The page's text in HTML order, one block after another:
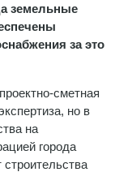
земельные
за это
сметная
но в
на
города